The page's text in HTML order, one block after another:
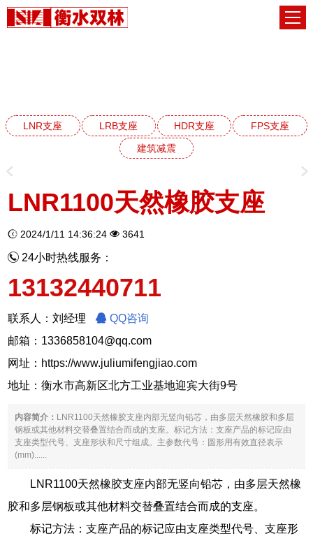
LNR支座 LRB支座 HDR支座
FPS支座
建筑减震
LNR1100天然橡胶支座
2024/1/11 14:36:24 3641
24小时热线服务：
13132440711
联系人：刘经理
QQ咨询
邮箱：1336858104@qq.com
网址： https://www.juliumifengjiao.com
地址：衡水市高新区北方工业基地迎宾大街9号
内容简介： LNR1100天然橡胶支座内部无竖向铅芯，由多层天然橡胶和多层
钢板或其他材料交替叠置结合而成的支座。标记方法：支座产品的标记应由
支座类型代号、支座形状和尺寸组成。主参数代号：圆形用有效直径表示
(mm)......
LNR1100天然橡胶支座内部无竖向铅芯，由多层天然橡
胶和多层钢板或其他材料交替叠置结合而成的支座。
标记方法：支座产品的标记应由支座类型代号、支座形